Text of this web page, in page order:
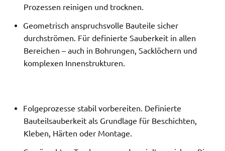
Prozessen reinigen und trocknen.
Geometrisch anspruchsvolle Bauteile sicher
durchströmen. Für definierte Sauberkeit in allen
Bereichen – auch in Bohrungen, Sacklöchern und
komplexen Innenstrukturen.
Folgeprozesse stabil vorbereiten. Definierte
Bauteilsauberkeit als Grundlage für Beschichten,
Kleben, Härten oder Montage.